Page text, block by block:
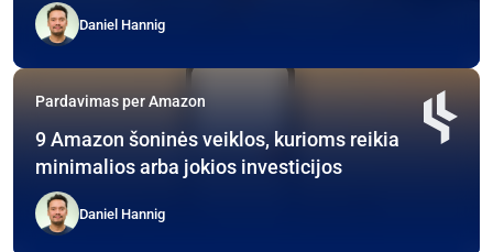
Daniel Hannig
Pardavimas per Amazon
9 Amazon šoninės veiklos, kurioms reikia
minimalios arba jokios investicijos
Daniel Hannig